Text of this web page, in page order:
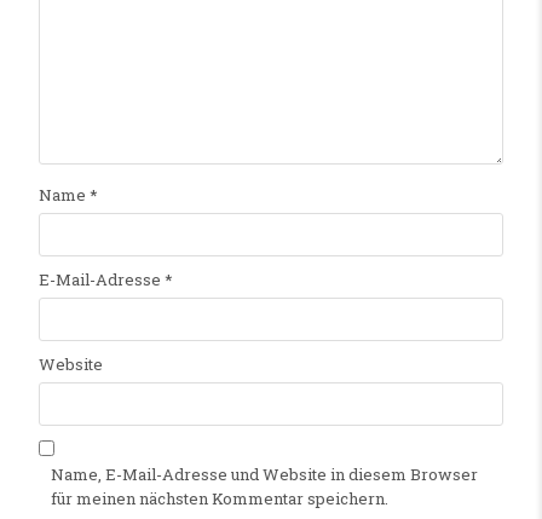
Name *
E-Mail-Adresse *
Website
Name, E-Mail-Adresse und Website in diesem Browser
für meinen nächsten Kommentar speichern.